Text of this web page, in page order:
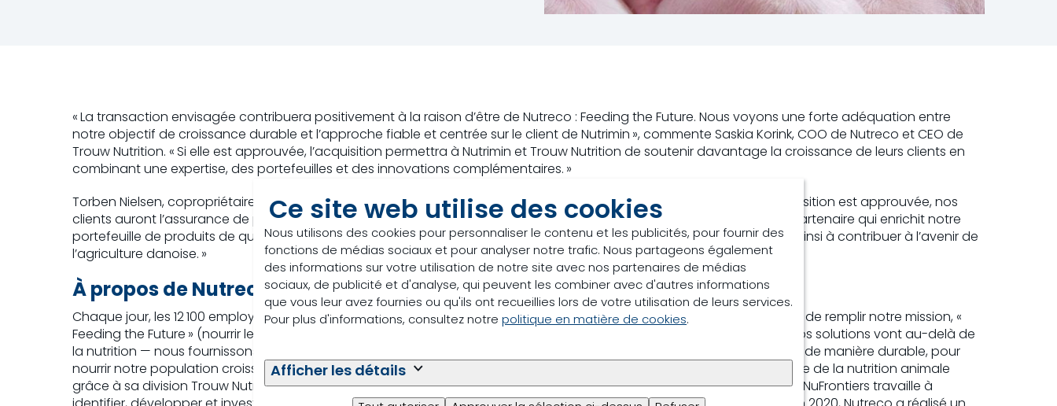
Ce site web utilise des cookies
Nous utilisons des cookies pour personnaliser le contenu et les publicités, pour fournir des
fonctions de médias sociaux et pour analyser notre trafic. Nous partageons également
des informations sur votre utilisation de notre site avec nos partenaires de médias
sociaux, de publicité et d'analyse, qui peuvent les combiner avec d'autres informations
que vous leur avez fournies ou qu'ils ont recueillies lors de votre utilisation de leurs services.
Pour plus d'informations, consultez notre politique en matière de cookies.
Afficher les détails
« La transaction envisagée contribuera positivement à la raison d’être de Nutreco : Feeding the Future. Nous voyons une forte adéquation entre
notre objectif de croissance durable et l’approche fiable et centrée sur le client de Nutrimin », commente Saskia Korink, COO de Nutreco et CEO de
Trouw Nutrition. « Si elle est approuvée, l’acquisition permettra à Nutrimin et Trouw Nutrition de soutenir davantage la croissance de leurs clients en
combinant une expertise, des portefeuilles et des innovations complémentaires. »
Torben Nielsen, copropriétaire et COO de Nutrimin : « Nous sommes ravis de l’annonce de ce jour et du fait que, si l’acquisition est approuvée, nos
clients auront l’assurance de pouvoir compter sur un partenaire digne de confiance et compétent sur le marché ; un partenaire qui enrichit notre
portefeuille de produits de qualité et de solutions innovantes. En tant que filiale de Trouw Nutrition, nous continuerons ainsi à contribuer à l’avenir de
l’agriculture danoise. »
À propos de Nutreco
Chaque jour, les 12 100 employés dévoués de Nutreco dans plus de 37 pays à travers le monde s’efforcent sans relâche de remplir notre mission, «
Feeding the Future » (nourrir le futur), d’une manière qui garantit que la durabilité est au cœur de toutes nos activités. Nos solutions vont au-delà de
la nutrition — nous fournissons les meilleurs conseils et technologies pour aider nos clients à produire plus de nourriture, de manière durable, pour
nourrir notre population croissante. Fort de plus de 100 ans d’expérience, Nutreco est un leader mondial dans le domaine de la nutrition animale
grâce à sa division Trouw Nutrition, et dans celui de l’alimentation aquatique grâce à sa division Skretting. Notre équipe NuFrontiers travaille à